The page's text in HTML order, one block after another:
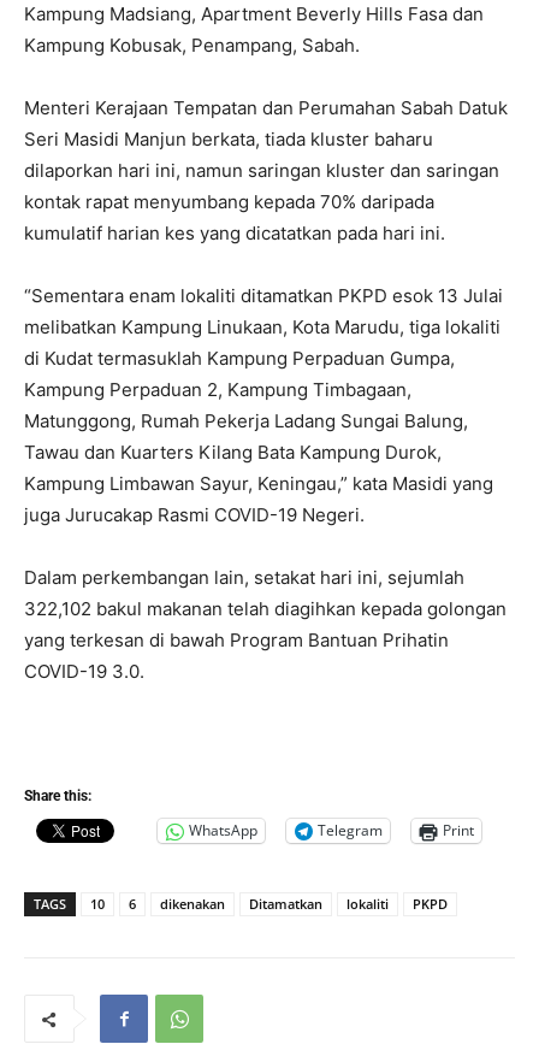
Kampung Madsiang, Apartment Beverly Hills Fasa dan
Kampung Kobusak, Penampang, Sabah.
Menteri Kerajaan Tempatan dan Perumahan Sabah Datuk
Seri Masidi Manjun berkata, tiada kluster baharu
dilaporkan hari ini, namun saringan kluster dan saringan
kontak rapat menyumbang kepada 70% daripada
kumulatif harian kes yang dicatatkan pada hari ini.
“Sementara enam lokaliti ditamatkan PKPD esok 13 Julai
melibatkan Kampung Linukaan, Kota Marudu, tiga lokaliti
di Kudat termasuklah Kampung Perpaduan Gumpa,
Kampung Perpaduan 2, Kampung Timbagaan,
Matunggong, Rumah Pekerja Ladang Sungai Balung,
Tawau dan Kuarters Kilang Bata Kampung Durok,
Kampung Limbawan Sayur, Keningau,” kata Masidi yang
juga Jurucakap Rasmi COVID-19 Negeri.
Dalam perkembangan lain, setakat hari ini, sejumlah
322,102 bakul makanan telah diagihkan kepada golongan
yang terkesan di bawah Program Bantuan Prihatin
COVID-19 3.0.
Share this:
WhatsApp Telegram Print
TAGS 10 6 dikenakan Ditamatkan lokaliti PKPD